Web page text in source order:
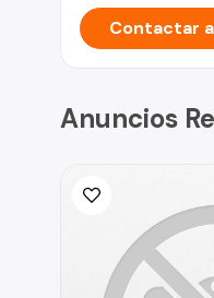
Contactar
Anuncios